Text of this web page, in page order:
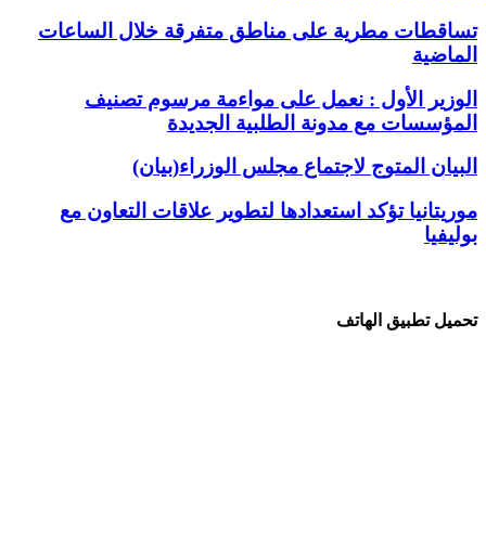
تساقطات مطرية على مناطق متفرقة خلال الساعات
الماضية
الوزير الأول : نعمل على مواءمة مرسوم تصنيف
المؤسسات مع مدونة الطلبية الجديدة
البيان المتوج لاجتماع مجلس الوزراء(بيان)
موريتانيا تؤكد استعدادها لتطوير علاقات التعاون مع
بوليفيا
تحميل تطبيق الهاتف